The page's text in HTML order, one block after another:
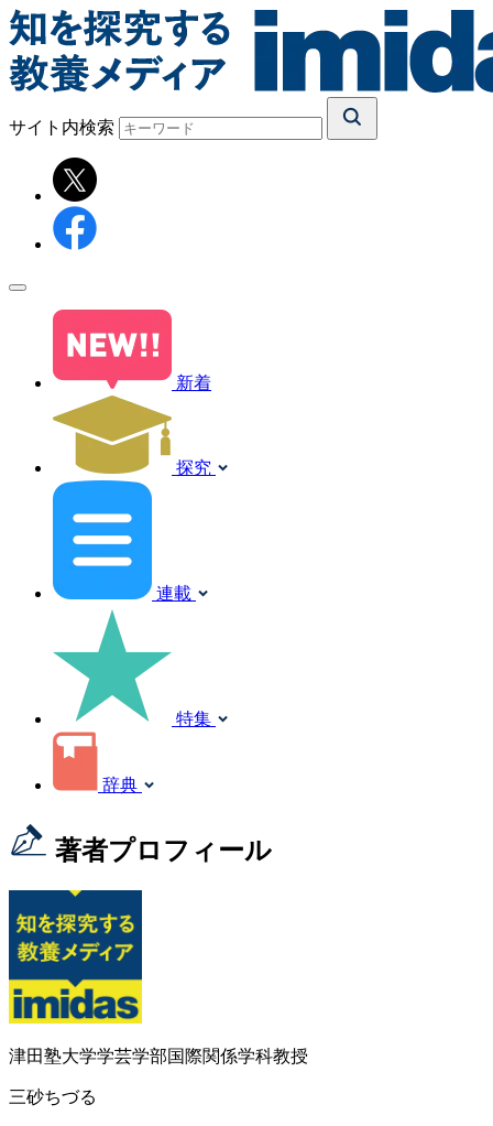
サイト内検索
新着
探究
連載
特集
辞典
著者プロフィール
津田塾大学学芸学部国際関係学科教授
三砂ちづる